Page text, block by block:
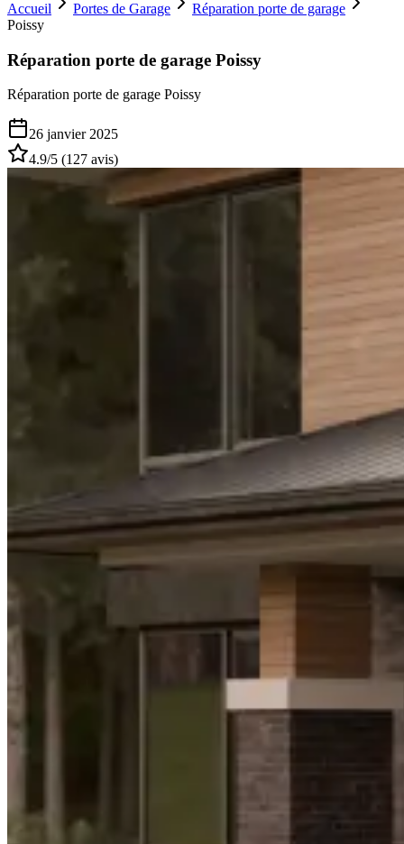
Accueil Portes de Garage
Réparation porte de garage
Poissy
Réparation porte de garage Poissy
Réparation porte de garage Poissy
26 janvier 2025
4.9/5 (127 avis)